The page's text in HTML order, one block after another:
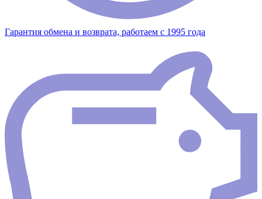
Гарантия обмена и возврата, работаем с 1995 года